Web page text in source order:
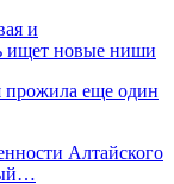
и
ищет новые ниши
прожила еще один
Алтайского